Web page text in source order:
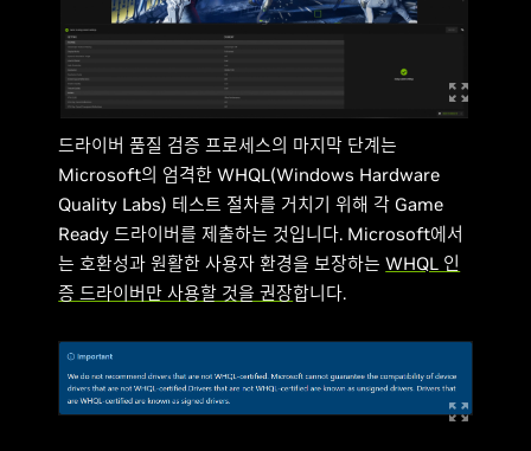
드라이버 품질 검증 프로세스의 마지막 단계는
Microsoft의 엄격한 WHQL(Windows Hardware
Quality Labs) 테스트 절차를 거치기 위해 각 Game
Ready 드라이버를 제출하는 것입니다. Microsoft에서
는 호환성과 원활한 사용자 환경을 보장하는WHQL 인
증 드라이버만 사용할 것을 권장합니다.